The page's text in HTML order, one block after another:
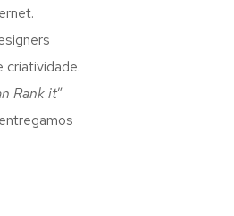
criatividade.
Rank it”